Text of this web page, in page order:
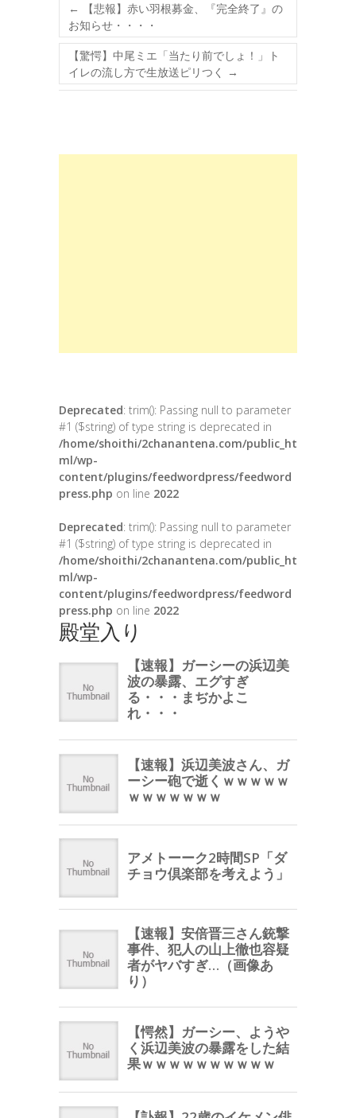
←
【悲報】赤い羽根募金、『完全終了』の
お知らせ・・・・
【驚愕】中尾ミエ「当たり前でしょ！」ト
イレの流し方で生放送ピリつく
→
Deprecated: trim(): Passing null to parameter
#1 ($string) of type string is deprecated in
/home/shoithi/2chanantena.com/public_ht
ml/wp-
content/plugins/feedwordpress/feedword
press.php on line 2022
Deprecated: trim(): Passing null to parameter
#1 ($string) of type string is deprecated in
/home/shoithi/2chanantena.com/public_ht
ml/wp-
content/plugins/feedwordpress/feedword
press.php on line 2022
殿堂入り